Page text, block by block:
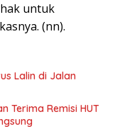
untuk
(nn).
Lalin di Jalan
Terima Remisi HUT